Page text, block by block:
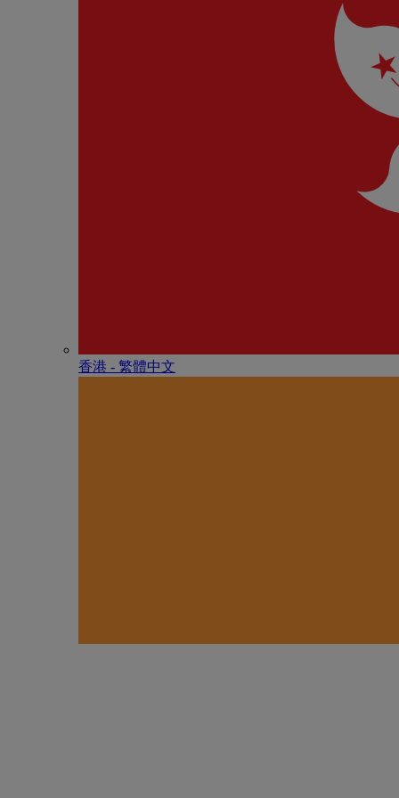
香港 - 繁體中文